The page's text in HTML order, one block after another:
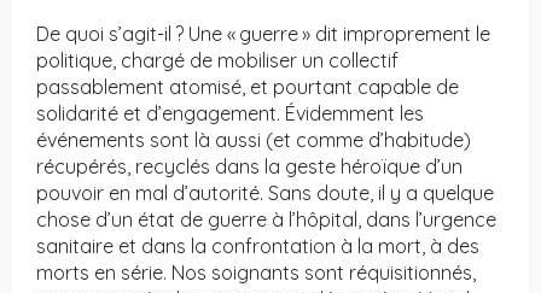
De quoi s’agit-il ? Une « guerre » dit improprement le
politique, chargé de mobiliser un collectif
passablement atomisé, et pourtant capable de
solidarité et d’engagement. Évidemment les
événements sont là aussi (et comme d’habitude)
récupérés, recyclés dans la geste héroïque d’un
pouvoir en mal d’autorité. Sans doute, il y a quelque
chose d’un état de guerre à l’hôpital, dans l’urgence
sanitaire et dans la confrontation à la mort, à des
morts en série. Nos soignants sont réquisitionnés,